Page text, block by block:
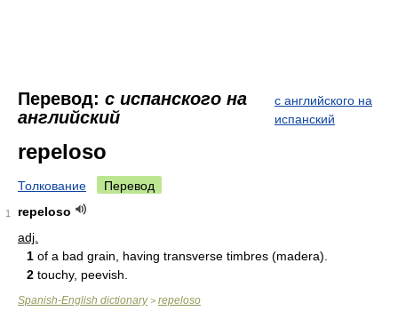
Перевод: с испанского на
английский
с английского на
испанский
repeloso
Толкование Перевод
1
repeloso
adj.
1 of a bad grain, having transverse timbres (madera).
2 touchy, peevish.
Spanish-English dictionary> repeloso